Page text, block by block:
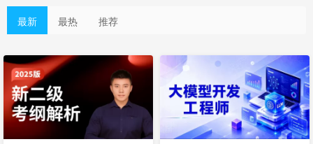
最新 最热 推荐